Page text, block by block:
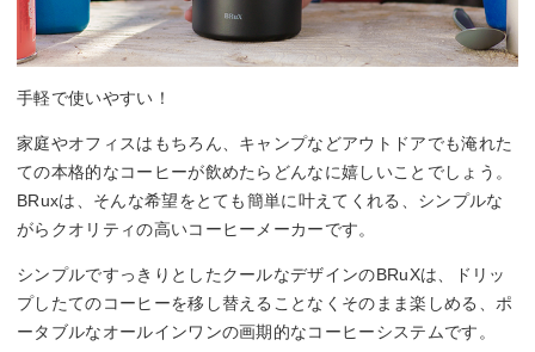
手軽で使いやすい！
家庭やオフィスはもちろん、キャンプなどアウトドアでも淹れた
ての本格的なコーヒーが飲めたらどんなに嬉しいことでしょう。
BRuxは、そんな希望をとても簡単に叶えてくれる、シンプルな
がらクオリティの高いコーヒーメーカーです。
シンプルですっきりとしたクールなデザインのBRuXは、ドリッ
プしたてのコーヒーを移し替えることなくそのまま楽しめる、ポ
ータブルなオールインワンの画期的なコーヒーシステムです。